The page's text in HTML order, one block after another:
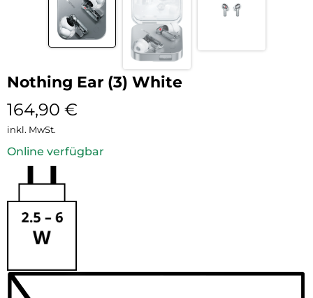
Nothing Ear (3) White
164,90 €
inkl. MwSt.
Online verfügbar